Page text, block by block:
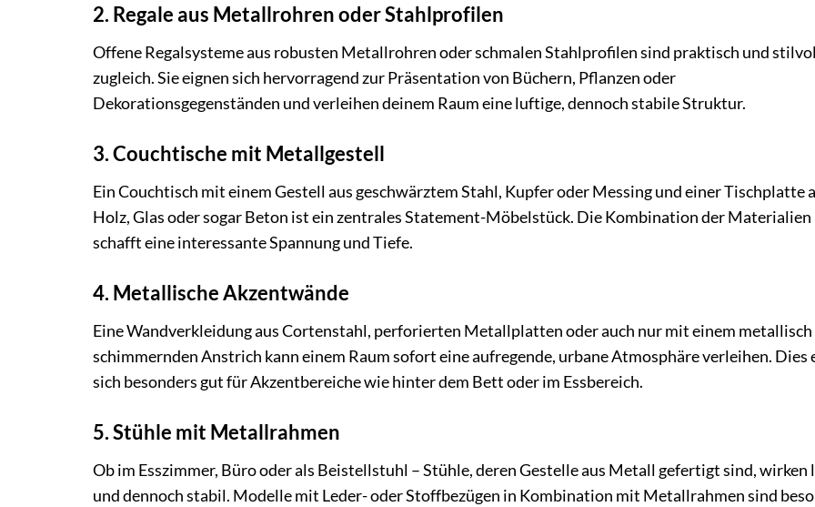
2. Regale aus Metallrohren oder Stahlprofilen
Offene Regalsysteme aus robusten Metallrohren oder schmalen Stahlprofilen sind praktisch und
zugleich. Sie eignen sich hervorragend zur Präsentation von Büchern, Pflanzen oder
Dekorationsgegenständen und verleihen deinem Raum eine luftige, dennoch stabile Struktur.
3. Couchtische mit Metallgestell
Ein Couchtisch mit einem Gestell aus geschwärztem Stahl, Kupfer oder Messing und einer Tischplatte
Holz, Glas oder sogar Beton ist ein zentrales Statement-Möbelstück. Die Kombination der Materialien
schafft eine interessante Spannung und Tiefe.
4. Metallische Akzentwände
Eine Wandverkleidung aus Cortenstahl, perforierten Metallplatten oder auch nur mit einem metallisch
schimmernden Anstrich kann einem Raum sofort eine aufregende, urbane Atmosphäre verleihen. Dies
sich besonders gut für Akzentbereiche wie hinter dem Bett oder im Essbereich.
5. Stühle mit Metallrahmen
Ob im Esszimmer, Büro oder als Beistellstuhl – Stühle, deren Gestelle aus Metall gefertigt sind, wirken
und dennoch stabil. Modelle mit Leder- oder Stoffbezügen in Kombination mit Metallrahmen sind